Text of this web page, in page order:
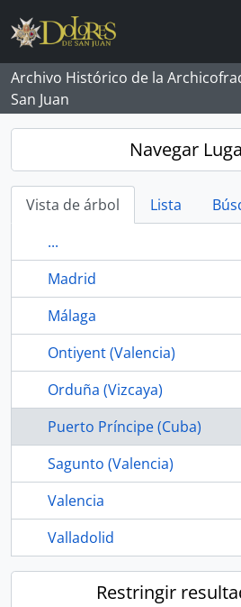
Skip to main content
Archivo Histórico de la
San Juan
Navegar
Vista de árbol Lista
...
Madrid
Málaga
Ontiyent (Valencia)
Orduña (Vizcaya)
Puerto Príncipe (Cuba)
Sagunto (Valencia)
Valencia
Valladolid
Restringir